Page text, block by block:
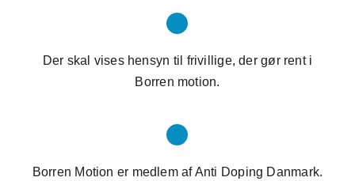
Der skal vises hensyn til frivillige, der gør rent i
Borren motion.
Borren Motion er medlem af Anti Doping Danmark.